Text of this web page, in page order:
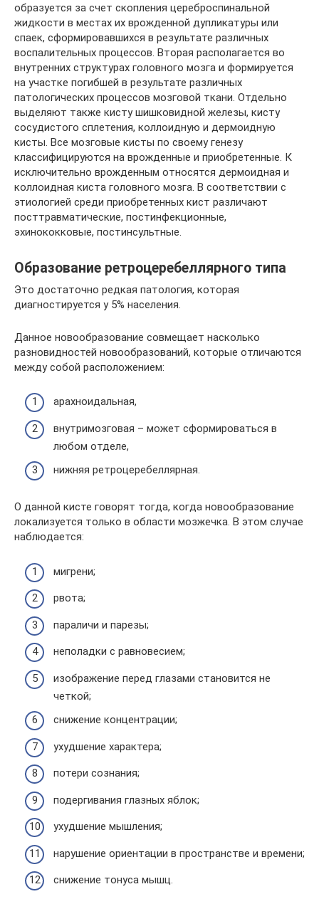
образуется за счет скопления цереброспинальной
жидкости в местах их врожденной дупликатуры или
спаек, сформировавшихся в результате различных
воспалительных процессов. Вторая располагается во
внутренних структурах головного мозга и формируется
на участке погибшей в результате различных
патологических процессов мозговой ткани. Отдельно
выделяют также кисту шишковидной железы, кисту
сосудистого сплетения, коллоидную и дермоидную
кисты. Все мозговые кисты по своему генезу
классифицируются на врожденные и приобретенные. К
исключительно врожденным относятся дермоидная и
коллоидная киста головного мозга. В соответствии с
этиологией среди приобретенных кист различают
посттравматические, постинфекционные,
эхинококковые, постинсультные.
Образование ретроцеребеллярного типа
Это достаточно редкая патология, которая
диагностируется у 5% населения.
Данное новообразование совмещает насколько
разновидностей новообразований, которые отличаются
между собой расположением:
арахноидальная,
внутримозговая – может сформироваться в
любом отделе,
нижняя ретроцеребеллярная.
О данной кисте говорят тогда, когда новообразование
локализуется только в области мозжечка. В этом случае
наблюдается:
мигрени;
рвота;
параличи и парезы;
неполадки с равновесием;
изображение перед глазами становится не
четкой;
снижение концентрации;
ухудшение характера;
потери сознания;
подергивания глазных яблок;
ухудшение мышления;
нарушение ориентации в пространстве и времени;
снижение тонуса мышц.